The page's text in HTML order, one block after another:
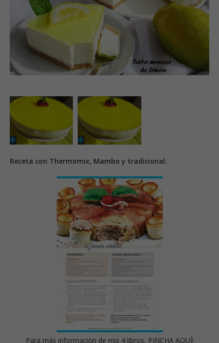
Receta con Thermomix, Mambo y tradicional.
Para más información de mis 4 libros, PINCHA AQUÍ!